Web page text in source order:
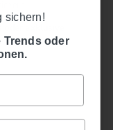
sichern!
Trends oder